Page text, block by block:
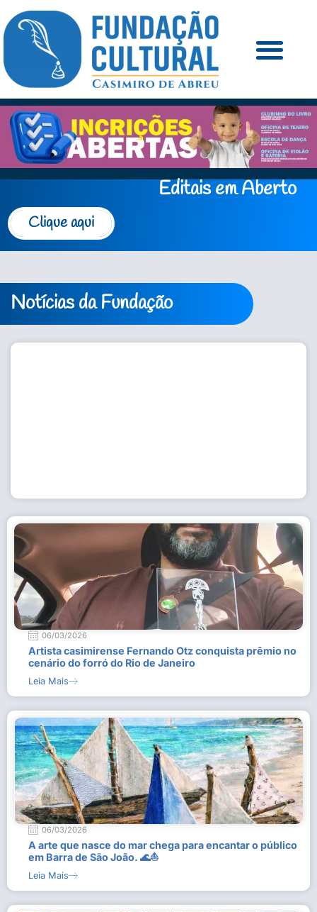
Editais em Aberto
Clique aqui
Notícias da Fundação
06/03/2026
Artista casimirense Fernando Otz conquista prêmio no
cenário do forró do Rio de Janeiro
Leia Mais
06/03/2026
A arte que nasce do mar chega para encantar o público
em Barra de São João. 🌊⛵
Leia Mais